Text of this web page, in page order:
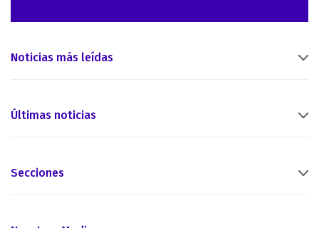
Noticias más leídas
Últimas noticias
Secciones